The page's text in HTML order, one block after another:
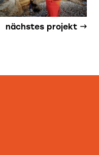
nächstes projekt